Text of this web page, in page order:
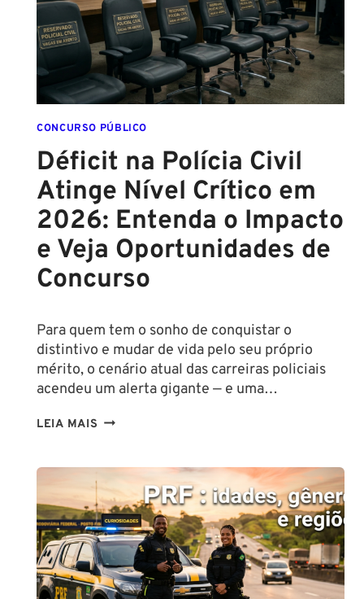
VAGAS,
SALÁRIOS
E
COMO
COMEÇAR
DO
ZERO
CONCURSO PÚBLICO
Déficit na Polícia Civil
Atinge Nível Crítico em
2026: Entenda o Impacto
e Veja Oportunidades de
Concurso
Para quem tem o sonho de conquistar o
distintivo e mudar de vida pelo seu próprio
mérito, o cenário atual das carreiras policiais
acendeu um alerta gigante — e uma…
LEIA MAIS DÉFICIT
ATINGE
NÍVEL
CRÍTICO
EM
2026: